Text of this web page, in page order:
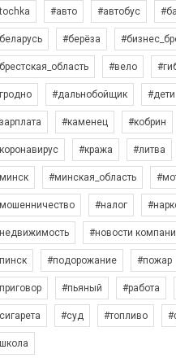
#авто #автобус
#берёза
#вело
#дальнобойщик #дети
#каменец #кобрин
#кража #литва
#минская_область
#налог
#новости
#подорожание #пожар
#пьяный #работа
#суд #топливо